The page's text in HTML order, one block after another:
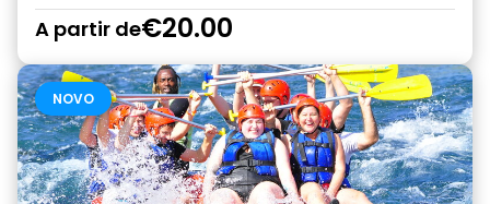
A partir de€20.00
NOVO